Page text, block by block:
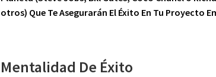
otros) Que Te Asegurarán El Éxito En Tu Proyecto
Mentalidad De Éxito